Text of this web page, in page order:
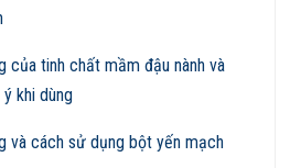
của tinh chất mầm đậu nành và
khi dùng
và cách sử dụng bột yến mạch